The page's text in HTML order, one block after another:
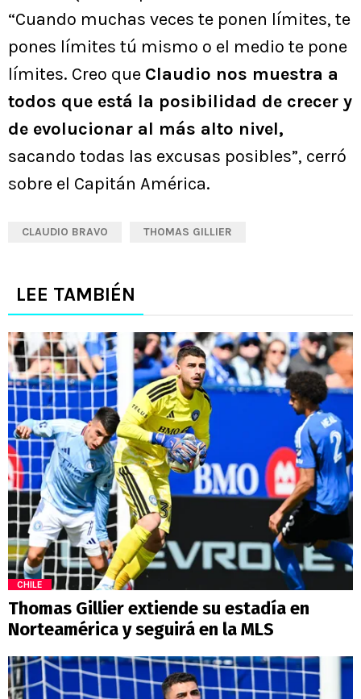
“Cuando muchas veces te ponen límites, te
pones límites tú mismo o el medio te pone
límites. Creo que Claudio nos muestra a
todos que está la posibilidad de crecer y
de evolucionar al más alto nivel,
sacando todas las excusas posibles”, cerró
sobre el Capitán América.
CLAUDIO BRAVO THOMAS GILLIER
LEE TAMBIÉN
CHILE
Thomas Gillier extiende su estadía en
Norteamérica y seguirá en la MLS